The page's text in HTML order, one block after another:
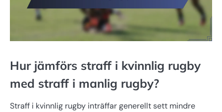
Hur jämförs straff i kvinnlig rugby
med straff i manlig rugby?
Straff i kvinnlig rugby inträffar generellt sett mindre